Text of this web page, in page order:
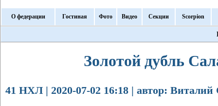
О федерации Гостиная Фото Видео Секции Scorpion
Золотой дубль
41 НХЛ | 2020-07-02 16:18 | автор: Виталий